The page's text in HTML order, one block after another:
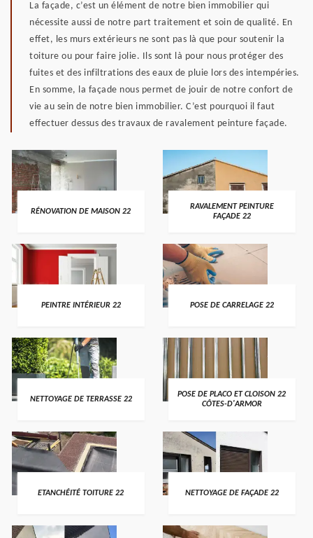
La façade, c’est un élément de notre bien immobilier qui
nécessite aussi de notre part traitement et soin de qualité. En
effet, les murs extérieurs ne sont pas là que pour soutenir la
toiture ou pour faire jolie. Ils sont là pour nous protéger des
fuites et des infiltrations des eaux de pluie lors des intempéries.
En somme, la façade nous permet de jouir de notre confort de
vie au sein de notre bien immobilier. C’est pourquoi il faut
effectuer dessus des travaux de ravalement peinture façade.
RÉNOVATION DE MAISON 22
RAVALEMENT PEINTURE
FAÇADE 22
PEINTRE INTÉRIEUR 22 POSE DE CARRELAGE 22
NETTOYAGE DE TERRASSE 22
POSE DE PLACO ET CLOISON 22
CÔTES-D'ARMOR
ETANCHÉITÉ TOITURE 22 NETTOYAGE DE FAÇADE 22